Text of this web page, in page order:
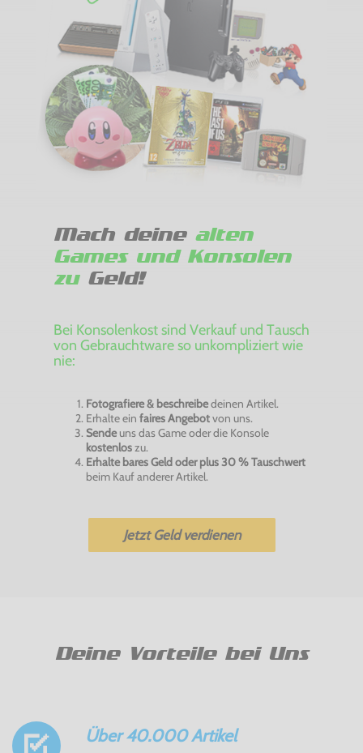
Mach deine alten
Games und Konsolen
zuGeld!
Bei Konsolenkost sind Verkauf und Tausch
von Gebrauchtware so unkompliziert wie
nie:
Fotografiere & beschreibedeinen Artikel.
Erhalte ein faires Angebotvon uns.
Sendeuns das Game oder die Konsole
kostenloszu.
Erhalte bares Geld oder plus 30 % Tauschwert
beim Kauf anderer Artikel.
Jetzt Geld verdienen
Deine Vorteile bei Uns
Über 40.000 Artikel